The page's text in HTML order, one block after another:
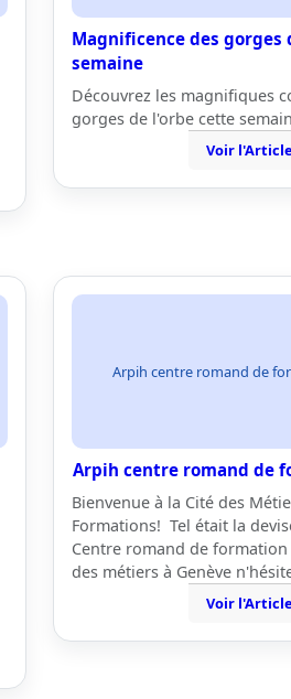
Magnificence des gorges
semaine
Découvrez les magnifiques
gorges de l'orbe cette
Voir l'Article
Arpih centre romand de
Arpih centre romand de
Bienvenue à la Cité des
Formations! Tel était la
Centre romand de
des métiers à Genève
Voir l'Article